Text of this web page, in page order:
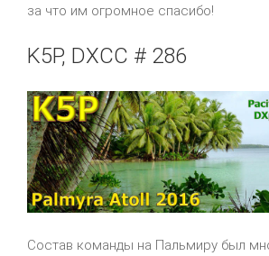
за что им огромное спасибо!
K5P, DXCC # 286
Состав команды на Пальмиру был